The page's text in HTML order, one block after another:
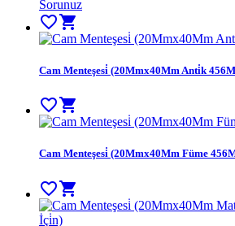
Sorunuz
favorite_bordershopping_cart
Cam Menteşesi̇ (20Mmx40Mm Anti̇k
favorite_bordershopping_cart
Cam Menteşesi̇ (20Mmx40Mm Füme
favorite_bordershopping_cart